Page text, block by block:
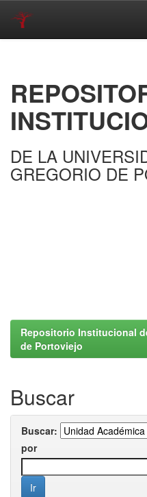
DE LA
GREGORIO DE
Repositorio Institucional
de Portoviejo
Buscar
Buscar:
por